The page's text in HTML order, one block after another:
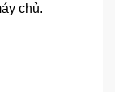
chủ.